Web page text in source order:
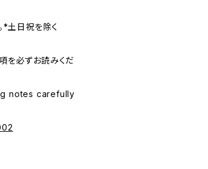
*土日祝を除く
を必ずお読みくだ
notes carefully